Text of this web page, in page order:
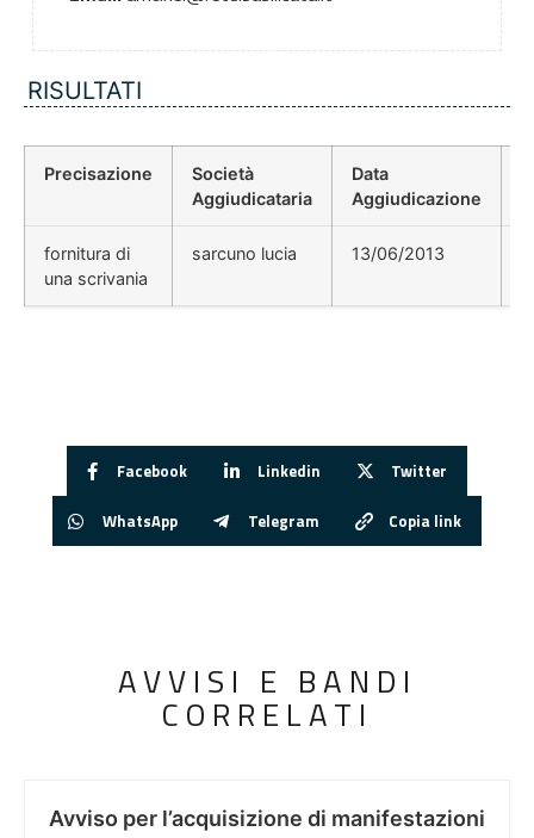
RISULTATI
Precisazione
Società
Aggiudicataria
Data
Aggiudicazione
fornitura di
una scrivania
sarcuno lucia 13/06/2013
Facebook Linkedin Twitter
WhatsApp Telegram Copia link
AVVISI E BANDI
CORRELATI
Avviso per l’acquisizione di manifestazioni